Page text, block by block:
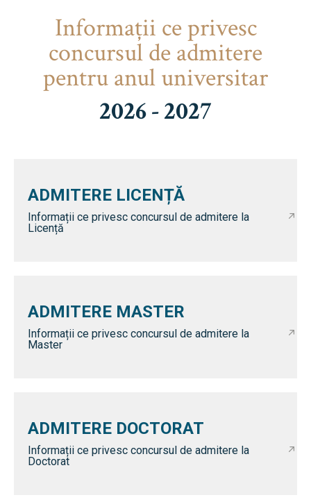
Informaţii ce privesc
concursul de admitere
pentru anul universitar
2026 - 2027
ADMITERE LICENȚĂ
Informații ce privesc concursul de admitere la
Licență
ADMITERE MASTER
Informații ce privesc concursul de admitere la
Master
ADMITERE DOCTORAT
Informații ce privesc concursul de admitere la
Doctorat